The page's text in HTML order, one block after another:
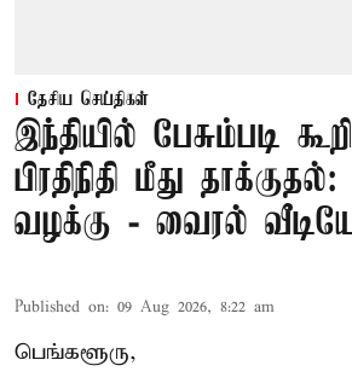
தேசிய செய்திகள்
இந்தியில் பேசும்படி
பிரதிநிதி மீது
வழக்கு - வைரல்
Published on: 09 Aug 2026, 8:22 am
பெங்களூரு,